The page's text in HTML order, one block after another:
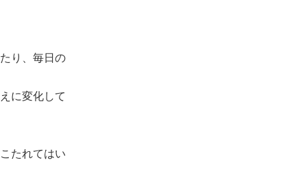
り、毎日の
に変化して
たれてはい